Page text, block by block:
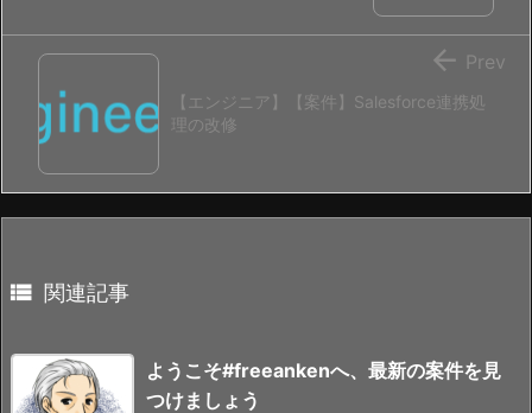
【エンジニア】【案件】Salesforce連携処
理の改修
 Prev
 関連記事
ようこそ#freeankenへ、最新の案件を見
つけましょう